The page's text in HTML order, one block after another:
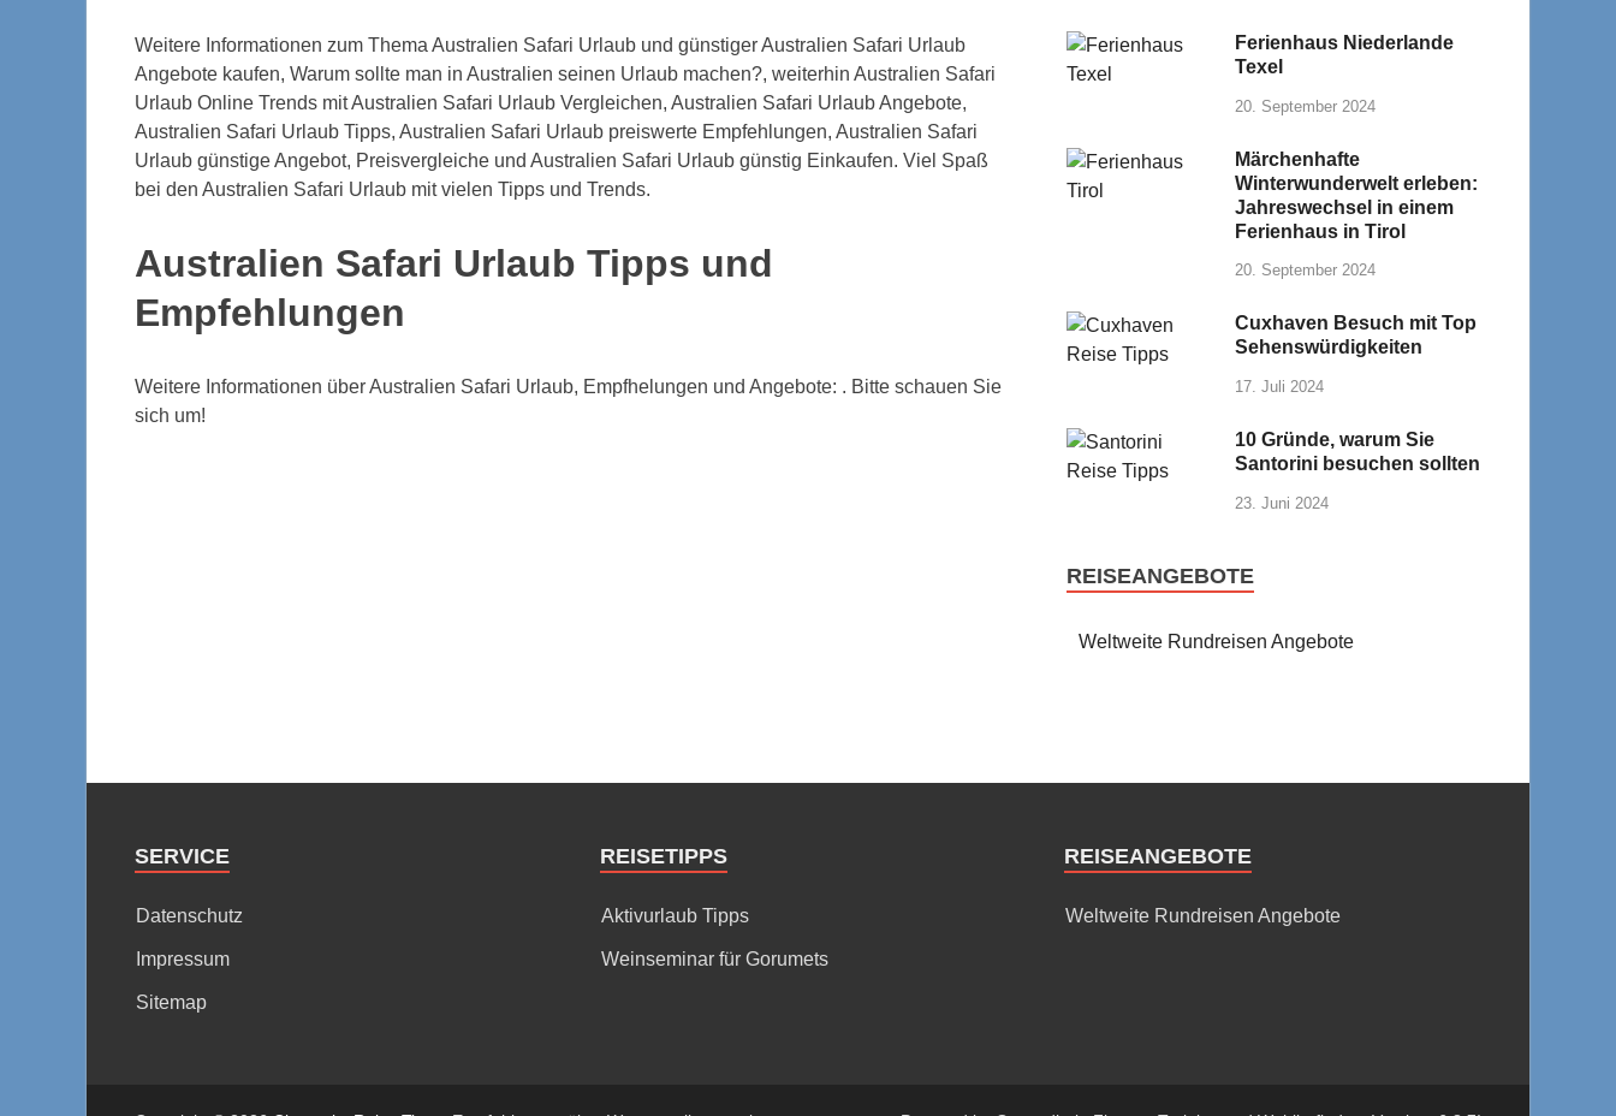
Weitere Informationen zum Thema Australien Safari Urlaub und günstiger Australien Safari Urlaub
Angebote kaufen, Warum sollte man in Australien seinen Urlaub machen?, weiterhin Australien Safari
Urlaub Online Trends mit Australien Safari Urlaub Vergleichen, Australien Safari Urlaub Angebote,
Australien Safari Urlaub Tipps, Australien Safari Urlaub preiswerte Empfehlungen, Australien Safari
Urlaub günstige Angebot, Preisvergleiche und Australien Safari Urlaub günstig Einkaufen. Viel Spaß
bei den Australien Safari Urlaub mit vielen Tipps und Trends.
Australien Safari Urlaub Tipps und
Empfehlungen
Weitere Informationen über Australien Safari Urlaub, Empfhelungen und Angebote: . Bitte schauen Sie
sich um!
Ferienhaus Niederlande
Texel
20. September 2024
Märchenhafte
Winterwunderwelt erleben:
Jahreswechsel in einem
Ferienhaus in Tirol
20. September 2024
Cuxhaven Besuch mit Top
Sehenswürdigkeiten
17. Juli 2024
10 Gründe, warum Sie
Santorini besuchen sollten
23. Juni 2024
REISEANGEBOTE
Weltweite Rundreisen Angebote
SERVICE
Datenschutz
Impressum
Sitemap
REISETIPPS
Aktivurlaub Tipps
Weinseminar für Gorumets
REISEANGEBOTE
Weltweite Rundreisen Angebote